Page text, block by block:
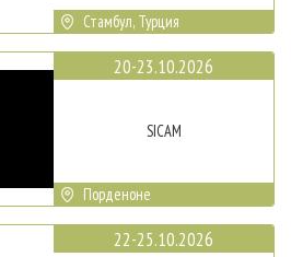
Стамбул, Турция
20-23.10.2026
SICAM
Порденоне
22-25.10.2026